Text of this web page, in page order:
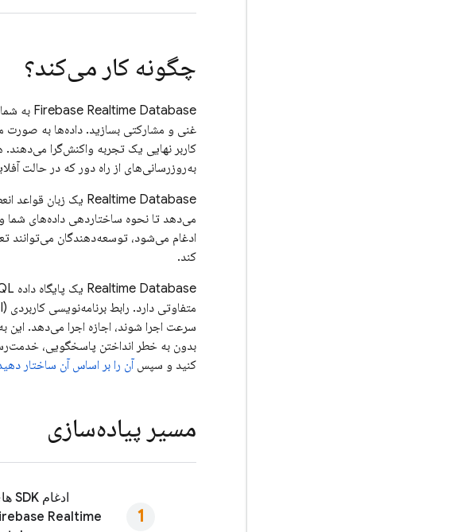
چگونه کار می‌کند؟
Firebase Realtime Database به
غنی و مشارکتی بسازید. داده‌ها به صورت
کاربر نهایی یک تجربه واکنش‌گرا
به‌روزرسانی‌های از راه دور که در حالت
Realtime Database یک زبان قواعد
می‌دهد تا نحوه ساختاردهی داده‌های شما
ادغام می‌شود، توسعه‌دهندگان می‌توانند
کند.
Realtime Database
متفاوتی دارد. رابط برنامه‌نویسی کاربردی (API)
سرعت اجرا شوند، اجازه اجرا می‌دهد. این
بدون به خطر انداختن پاسخگویی،
کنید و سپس آن را بر اساس آن ساختار
مسیر پیاده‌سازی
ادغام SDK های
Realtime